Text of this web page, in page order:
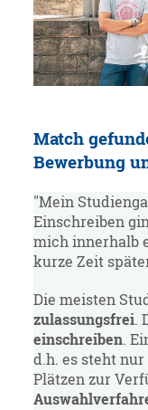
Match
Bewerbung
"Mein
Einschreiben
mich innerhalb
kurze Zeit
Die meisten
zulassungsfrei.
einschreiben.
d.h. es steht
Plätzen zur